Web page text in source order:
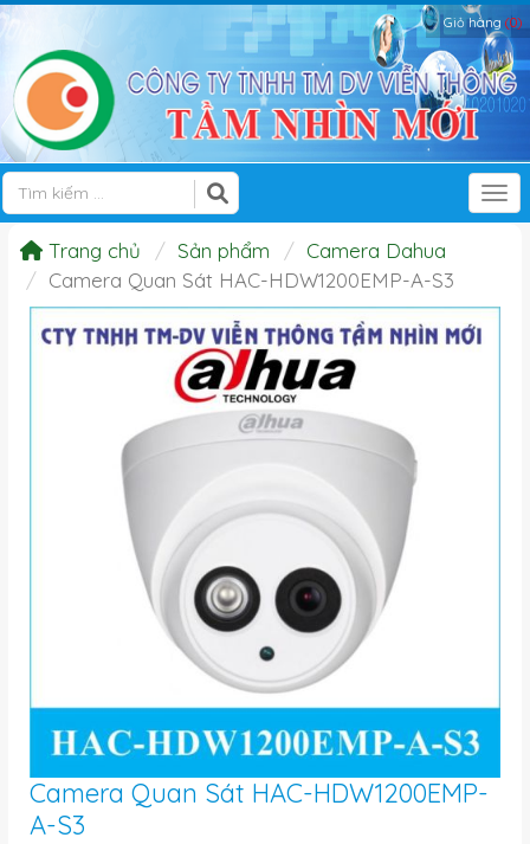
Giỏ hàng (0)
Trang chủ Sản phẩm
Camera Dahua
Camera Quan Sát HAC-HDW1200EMP-A-S3
Camera Quan Sát HAC-HDW1200EMP-
A-S3